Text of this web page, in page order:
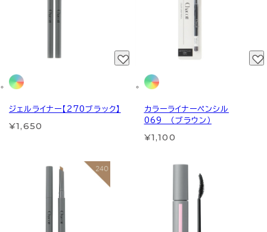
ジェルライナー【270ブラック】
¥1,650
カラーライナーペンシル
069 （ブラウン）
¥1,100